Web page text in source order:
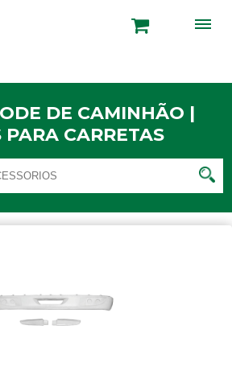
DE CAMINHÃO |
PARA CARRETAS